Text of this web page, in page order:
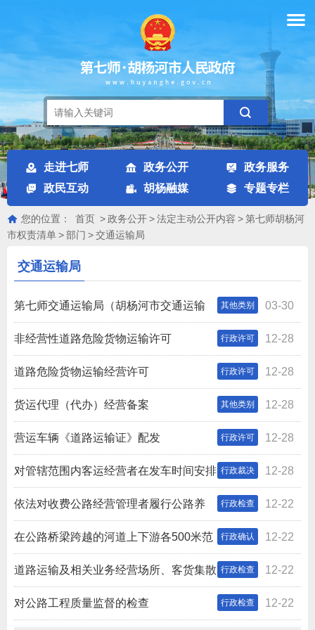
走进七师 政务公开
政务服务
政民互动
胡杨融媒 专题专栏
您的位置： 首页 >政务公开>法定主动公开内容 >第七师胡杨河
市权责清单>部门 >交通运输局
交通运输局
03-30
其他类别
第七师交通运输局（胡杨河市交通运输
局）权力清单和责任清单 12-28
行政许可
非经营性道路危险货物运输许可
12-28
行政许可
道路危险货物运输经营许可
12-28
其他类别
货运代理（代办）经营备案
12-28
行政许可
营运车辆《道路运输证》配发
12-28
行政裁决
对管辖范围内客运经营者在发车时间安排
上发生纠纷的裁决 12-22
行政检查
依法对收费公路经营管理者履行公路养
护、绿化和公路用地范围内的水土保持义务实施的检查
12-22
行政确认
在公路桥梁跨越的河道上下游各500米范
围内进行疏浚作业的确认 12-22
行政检查
道路运输及相关业务经营场所、客货集散
地进行监督检查 12-22
行政检查
对公路工程质量监督的检查